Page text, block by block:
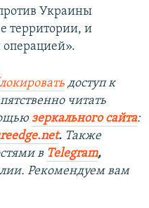
Украины
территории, и
операцией».
доступ к
читать
зеркального сайта:
. Также
в Telegram,
Рекомендуем вам